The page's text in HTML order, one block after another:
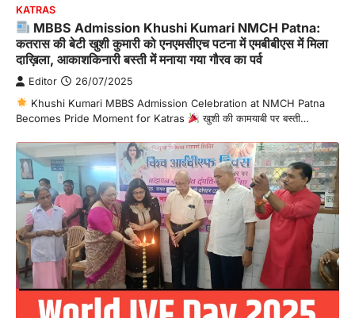
KATRAS
MBBS Admission Khushi Kumari NMCH Patna:
कतरास की बेटी खुशी कुमारी को एनएमसीएच पटना में एमबीबीएस में मिला
दाख़िला, आकाशकिनारी बस्ती में मनाया गया गौरव का पर्व
Editor 26/07/2025
Khushi Kumari MBBS Admission Celebration at NMCH Patna
Becomes Pride Moment for Katras
खुशी की कामयाबी पर बस्ती…